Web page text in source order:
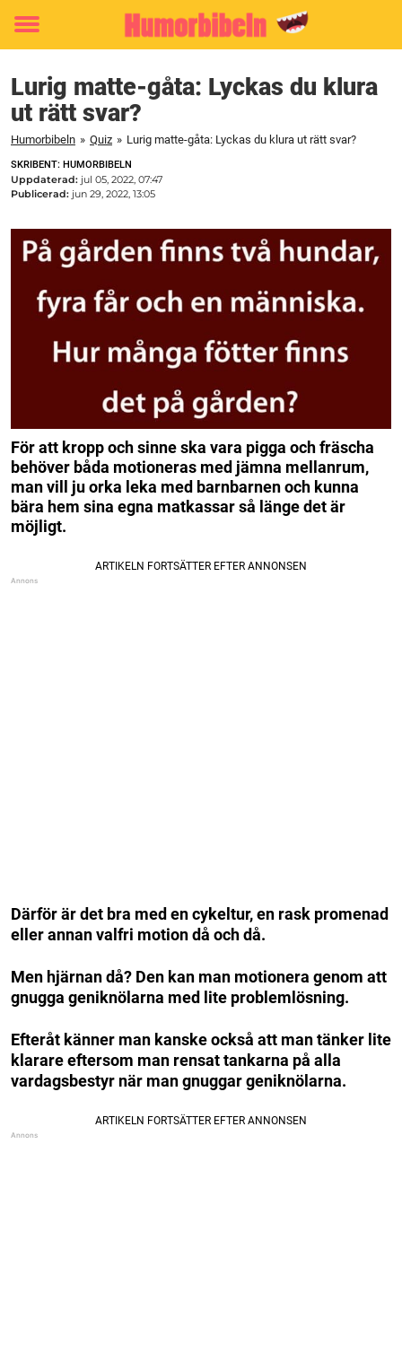
Toggle
Lurig matte-gåta: Lyckas du klura
ut rätt svar?
Humorbibeln » Quiz » Lurig matte-gåta: Lyckas du klura ut rätt svar?
SKRIBENT: HUMORBIBELN
Uppdaterad: jul 05, 2022, 07:47
Publicerad: jun 29, 2022, 13:05
För att kropp och sinne ska vara pigga och fräscha
behöver båda motioneras med jämna mellanrum,
man vill ju orka leka med barnbarnen och kunna
bära hem sina egna matkassar så länge det är
möjligt.
Därför är det bra med en cykeltur, en rask promenad
eller annan valfri motion då och då.
Men hjärnan då? Den kan man motionera genom att
gnugga geniknölarna med lite problemlösning.
Efteråt känner man kanske också att man tänker lite
klarare eftersom man rensat tankarna på alla
vardagsbestyr när man gnuggar geniknölarna.